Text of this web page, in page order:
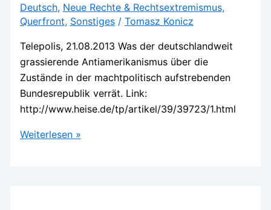
Deutsch, Neue Rechte & Rechtsextremismus,
Querfront, Sonstiges/ Tomasz Konicz
Telepolis, 21.08.2013 Was der deutschlandweit
grassierende Antiamerikanismus über die
Zustände in der machtpolitisch aufstrebenden
Bundesrepublik verrät. Link:
http://www.heise.de/tp/artikel/39/39723/1.html
Projektionsfläche
Weiterlesen »